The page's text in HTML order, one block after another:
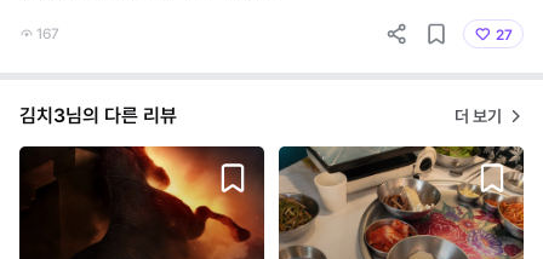
167 27
김치3님의 다른 리뷰 더 보기